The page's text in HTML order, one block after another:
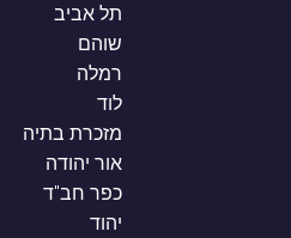
תל אביב
שוהם
רמלה
לוד
מזכרת בתיה
אור יהודה
כפר חב"ד
יהוד